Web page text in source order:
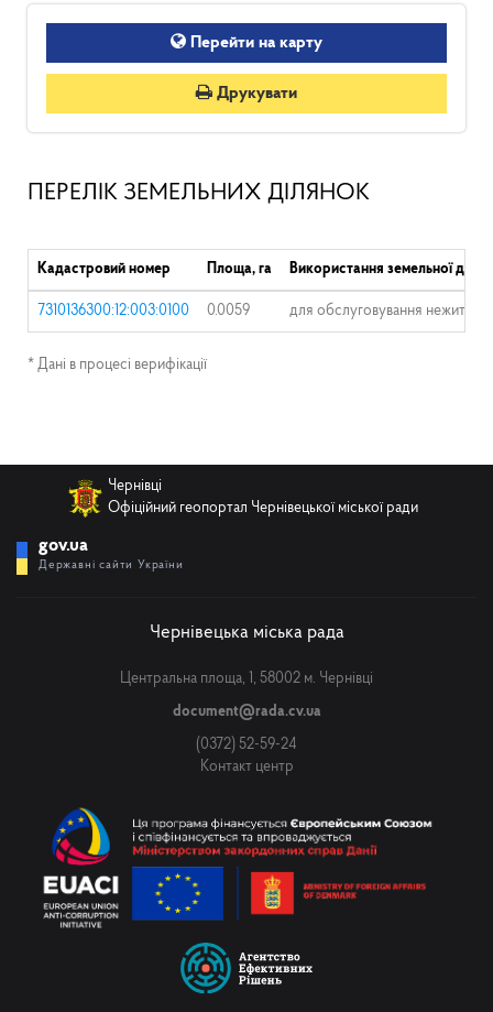
Перейти на карту
Друкувати
ПЕРЕЛІК ЗЕМЕЛЬНИХ ДІЛЯНОК
Кадастровий номер Площа, га Використання земельної
7310136300:12:003:0100 0.0059 для обслуговування
* Дані в процесі верифікації
Чернівці
Офіційний геопортал Чернівецької міської ради
gov.ua
Державні сайти України
Чернівецька міська рада
Центральна площа, 1, 58002 м. Чернівці
document@rada.cv.ua
(0372) 52-59-24
Контакт центр